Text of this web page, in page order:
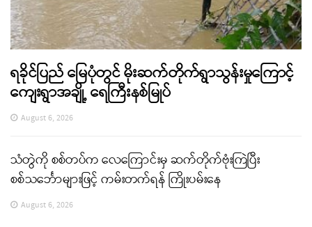
ရခိုင်ပြည် မြေပုံတွင် မိုးဆက်တိုက်ရွာသွန်းမှုကြောင့်
ကျေးရွာအချို့ ရေကြီးနစ်မြုပ်
August 6, 2026
သံတွဲကို စစ်တပ်က လေကြောင်းမှ ဆက်တိုက်ဗုံးကြဲပြီး
စစ်သင်္ဘောများဖြင့် ကမ်းတက်ရန် ကြိုးပမ်းနေ
August 6, 2026